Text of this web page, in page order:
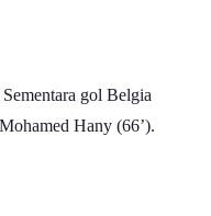
gol Belgia
Hany (66’).